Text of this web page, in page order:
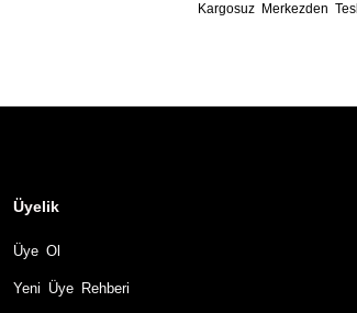
Kargosuz Merkezden
Üyelik
Üye Ol
Yeni Üye Rehberi